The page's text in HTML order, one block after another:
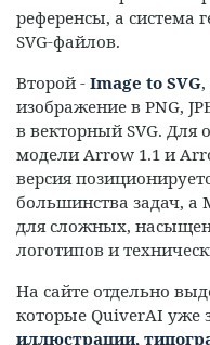
референсы, а система
SVG-файлов.
Второй - Image to SVG
изображение в PNG,
в векторный SVG. Для
модели Arrow 1.1 и
версия
большинства задач, а
для сложных,
логотипов и
На сайте отдельно
которые QuiverAI уже
иллюстрации,